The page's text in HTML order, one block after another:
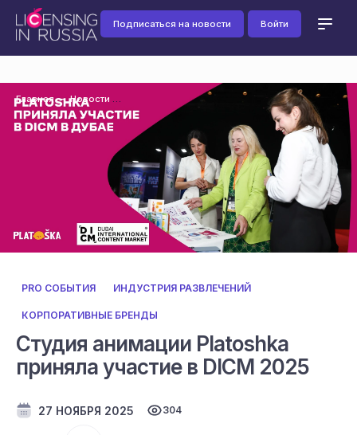
Подписаться на новости Войти
Главная Новости
PRO СОБЫТИЯ ИНДУСТРИЯ РАЗВЛЕЧЕНИЙ
КОРПОРАТИВНЫЕ БРЕНДЫ
Студия анимации Platoshka
приняла участие в DICM 2025
27 НОЯБРЯ 2025 304